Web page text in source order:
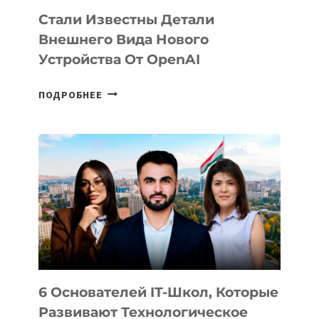
Стали Известны Детали
Внешнего Вида Нового
Устройства От OpenAI
ПОДРОБНЕЕ СТАЛИ
ВНЕШНЕГО
ВИДА
НОВОГО
УСТРОЙСТВА
ОТ
OPENAI
6 Основателей IT-Школ, Которые
Развивают Технологическое